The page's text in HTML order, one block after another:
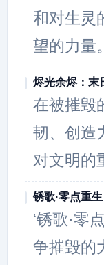
和对生灵
望的力量。
烬光余烬：末
在被摧毁
韧、创造
对文明的
锈歌·零点重生
‘锈歌·零
争摧毁的